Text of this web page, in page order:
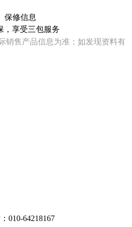
保修信息
，享受三包服务
销售产品信息为准；如发现资料有
010-64218167